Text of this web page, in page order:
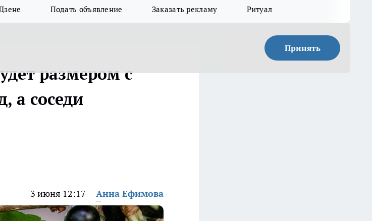
Подать объявление Заказать рекламу Ритуал
Принять
размером с
а соседи
3 июня 12:17 Анна Ефимова